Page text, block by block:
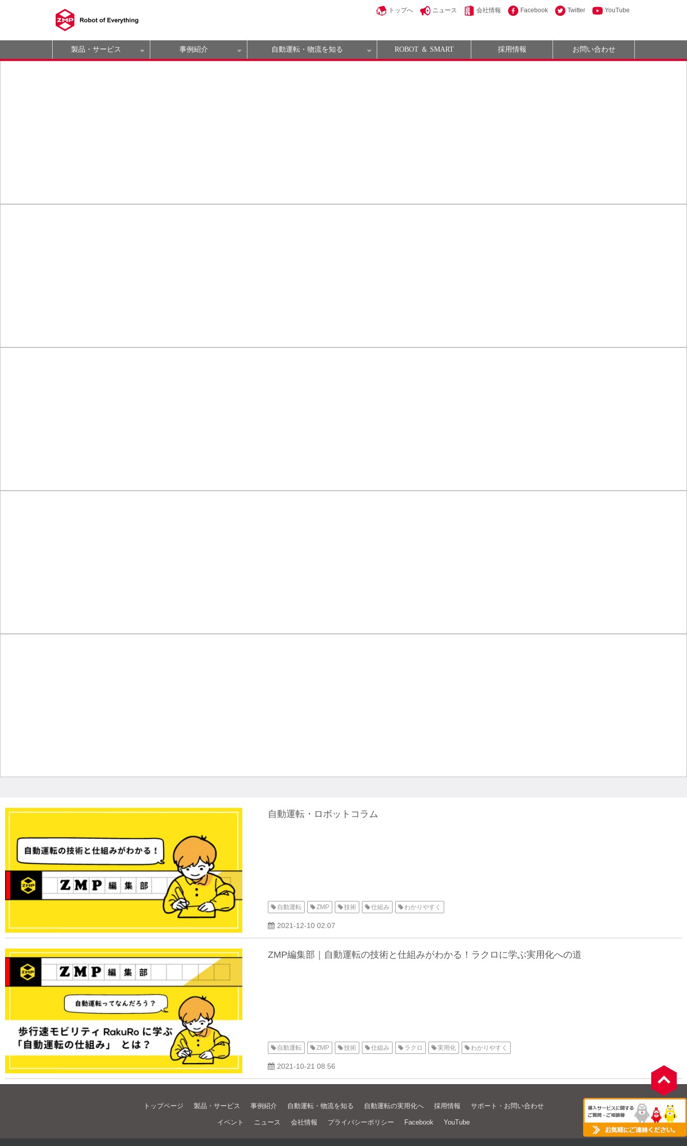
トップへ ニュース 会社情報 Facebook Twitter YouTube
製品・サービス 事例紹介 自動運転・物流を知る ROBOT ＆ SMART 採用情報 お問い合わせ
自動運転・ロボットコラム
自動運転 ZMP 技術 仕組み わかりやすく
2021-12-10 02:07
ZMP編集部｜自動運転の技術と仕組みがわかる！ラクロに学ぶ実用化への道
自動運転 ZMP 技術 仕組み ラクロ 実用化 わかりやすく
2021-10-21 08:56
トップページ 製品・サービス 事例紹介 自動運転・物流を知る 自動運転の実用化へ 採用情報 サポート・お問い合わせ
イベント ニュース 会社情報 プライバシーポリシー Facebook YouTube